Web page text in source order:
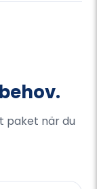
paket när du